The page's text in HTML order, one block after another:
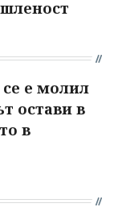
е молил
остави в
в